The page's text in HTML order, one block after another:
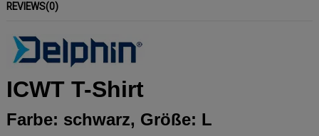
REVIEWS(0)
ICWT T-Shirt
Farbe: schwarz, Größe: L